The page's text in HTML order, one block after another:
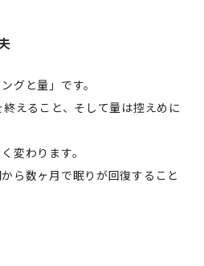
グと量」です。
えること、そして量は控えめに
変わります。
ら数ヶ月で眠りが回復すること